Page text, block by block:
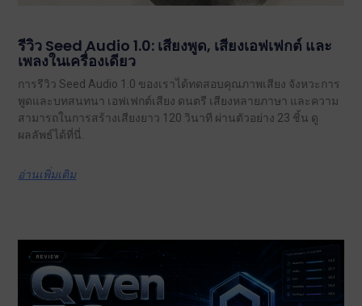
รีวิว Seed Audio 1.0: เสียงพูด, เสียงเอฟเฟกต์ และ
เพลงในเครื่องเดียว
การรีวิว Seed Audio 1.0 ของเราได้ทดสอบคุณภาพเสียง จังหวะการ
พูดและบทสนทนา เอฟเฟกต์เสียง ดนตรี เสียงหลายภาษา และความ
สามารถในการสร้างเสียงยาว 120 วินาที ผ่านตัวอย่าง 23 ชิ้น ดู
ผลลัพธ์ได้ที่นี่.
อ่านเพิ่มเติม